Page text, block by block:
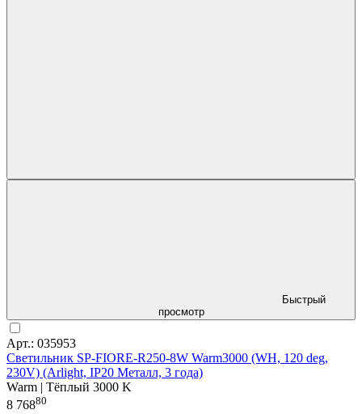
Быстрый
просмотр
Арт.: 035953
Светильник SP-FIORE-R250-8W Warm3000 (WH, 120 deg,
230V) (Arlight, IP20 Металл, 3 года)
Warm | Тёплый 3000 K
8 76880